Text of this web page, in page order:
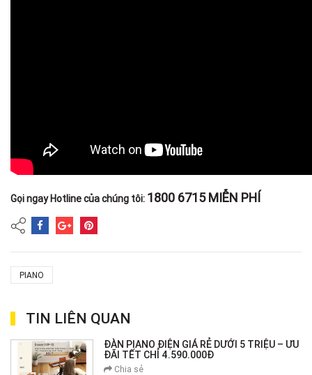
Gọi ngay Hotline của chúng tôi: 1800 6715 MIỄN PHÍ
PIANO
TIN LIÊN QUAN
ĐÀN PIANO ĐIỆN GIÁ RẺ DƯỚI 5 TRIỆU – ƯU
ĐÃI TẾT CHỈ 4.590.000Đ
Chia sẻ